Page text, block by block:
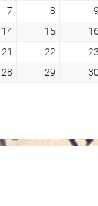
7 8
14 15
21 22
28 29